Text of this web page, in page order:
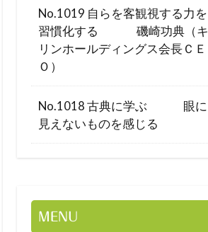
No.1019 自らを客観視する力を
習慣化する 磯崎功典（キ
リンホールディングス会長ＣＥ
Ｏ）
No.1018 古典に学ぶ 眼に
見えないものを感じる
MENU